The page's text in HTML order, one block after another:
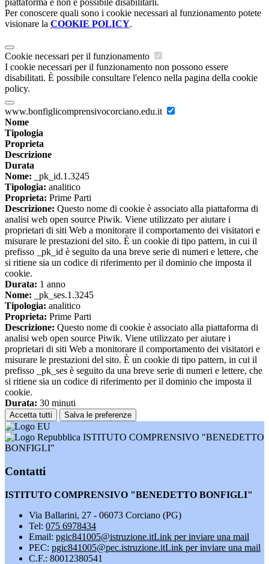
piattaforma e non è possibile disabilitarli.
Per conoscere quali sono i cookie necessari al funzionamento potete
visionare la COOKIE POLICY.
Cookie necessari per il funzionamento
I cookie necessari per il funzionamento non possono essere
disabilitati. È possibile consultare l'elenco nella pagina della cookie
policy.
www.bonfiglicomprensivocorciano.edu.it
Nome
Tipologia
Proprieta
Descrizione
Durata
Nome: _pk_id.1.3245
Tipologia: analitico
Proprieta: Prime Parti
Descrizione: Questo nome di cookie è associato alla piattaforma di
analisi web open source Piwik. Viene utilizzato per aiutare i
proprietari di siti Web a monitorare il comportamento dei visitatori e
misurare le prestazioni del sito. È un cookie di tipo pattern, in cui il
prefisso _pk_id è seguito da una breve serie di numeri e lettere, che
si ritiene sia un codice di riferimento per il dominio che imposta il
cookie.
Durata: 1 anno
Nome: _pk_ses.1.3245
Tipologia: analitico
Proprieta: Prime Parti
Descrizione: Questo nome di cookie è associato alla piattaforma di
analisi web open source Piwik. Viene utilizzato per aiutare i
proprietari di siti Web a monitorare il comportamento dei visitatori e
misurare le prestazioni del sito. È un cookie di tipo pattern, in cui il
prefisso _pk_ses è seguito da una breve serie di numeri e lettere, che
si ritiene sia un codice di riferimento per il dominio che imposta il
cookie.
Durata: 30 minuti
Accetta tutti Salva le preferenze
ISTITUTO COMPRENSIVO "BENEDETTO
BONFIGLI"
Contatti
ISTITUTO COMPRENSIVO "BENEDETTO BONFIGLI"
Via Ballarini, 27 - 06073 Corciano (PG)
Tel: 075 6978434
Email: pgic841005@istruzione.itLink per inviare una mail
PEC: pgic841005@pec.istruzione.itLink per inviare una mail
C.F.: 80012380541